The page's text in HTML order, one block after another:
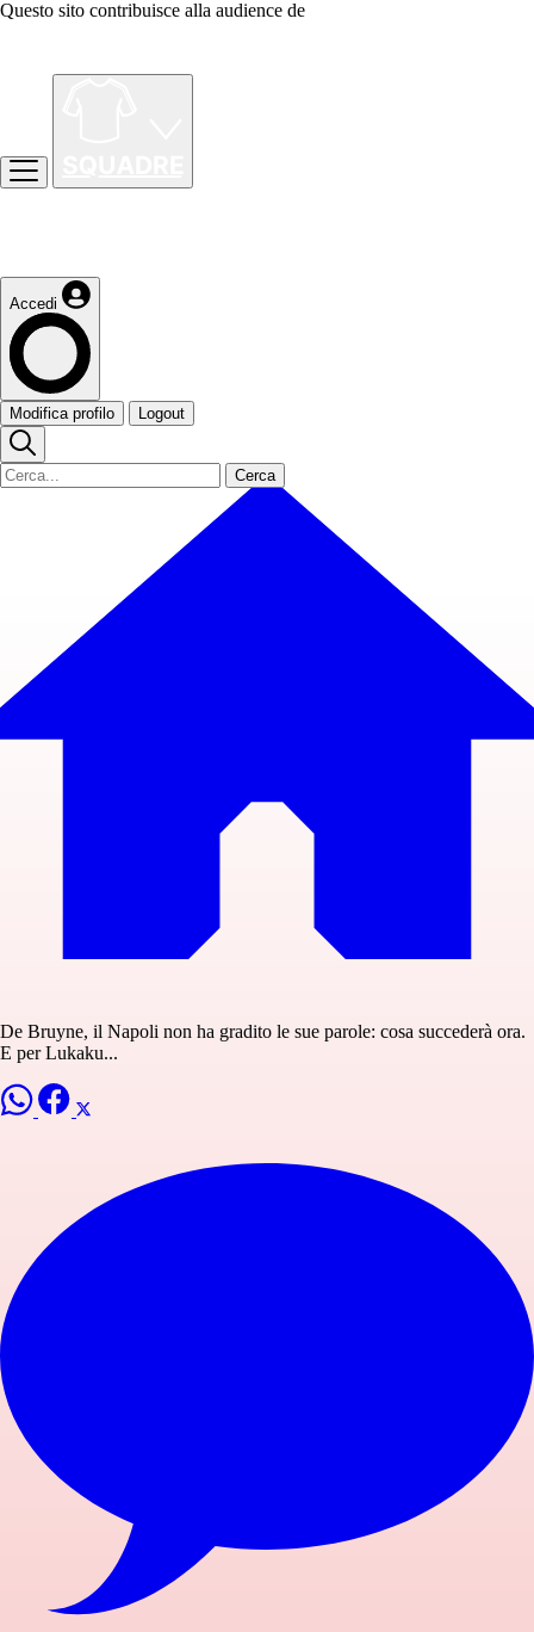
Questo sito contribuisce alla audience de
Accedi
Modifica profilo Logout
Cerca
De Bruyne, il Napoli non ha gradito le sue parole: cosa succederà ora.
E per Lukaku...